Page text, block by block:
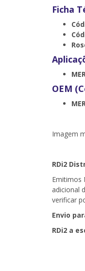
Ficha
OEM
Imagem
RDi2
Emitimos
adicional
verificar
Envio
RDi2 a